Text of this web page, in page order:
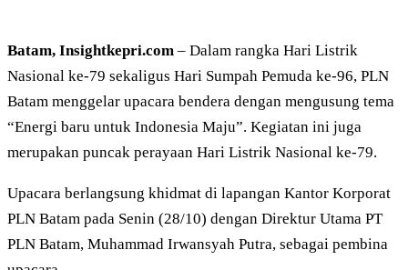
Batam, Insightkepri.com – Dalam rangka Hari Listrik
Nasional ke-79 sekaligus Hari Sumpah Pemuda ke-96, PLN
Batam menggelar upacara bendera dengan mengusung tema
“Energi baru untuk Indonesia Maju”. Kegiatan ini juga
merupakan puncak perayaan Hari Listrik Nasional ke-79.
Upacara berlangsung khidmat di lapangan Kantor Korporat
PLN Batam pada Senin (28/10) dengan Direktur Utama PT
PLN Batam, Muhammad Irwansyah Putra, sebagai pembina